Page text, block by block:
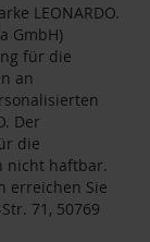
LEONARDO.
GmbH)
für die
an
Der
die
nicht haftbar.
erreichen Sie
71, 50769